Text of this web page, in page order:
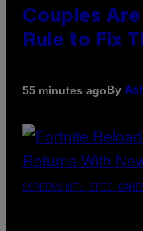
Couples
Rule to Fix
55 minutes agoBy
SCREENSHOT: EPIC